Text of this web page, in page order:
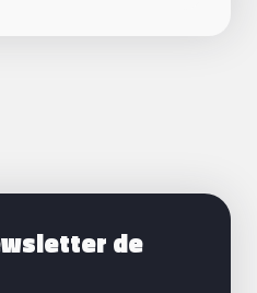
Bluetab
de